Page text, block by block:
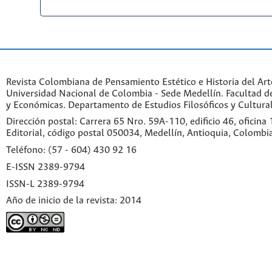
Revista Colombiana de Pensamiento Estético e Historia del
Universidad Nacional de Colombia - Sede Medellín. Facultad
y Económicas. Departamento de Estudios Filosóficos y
Dirección postal: Carrera 65 Nro. 59A-110, edificio 46, oficina
Editorial, código postal 050034, Medellín, Antioquia,
Teléfono: (57 - 604) 430 92 16
E-ISSN 2389-9794
ISSN-L 2389-9794
Año de inicio de la revista: 2014